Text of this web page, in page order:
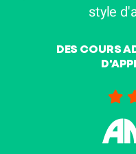
style
DES COURS